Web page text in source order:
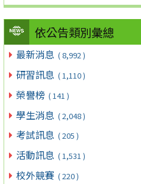
依公告類別彙總
最新消息 ( 8,992 )
研習訊息 ( 1,110 )
榮譽榜 ( 141 )
學生消息 ( 2,048 )
考試訊息 ( 205 )
活動訊息 ( 1,531 )
校外競賽 ( 220 )